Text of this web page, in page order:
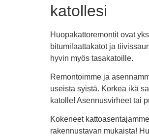
katollesi
Huopakattoremontit ovat
bitumilaattakatot ja
hyvin myös tasakatoille.
Remontoimme ja
useista syistä. Korkea ikä
katolle! Asennusvirheet tai
Kokeneet
rakennustavan mukaista!